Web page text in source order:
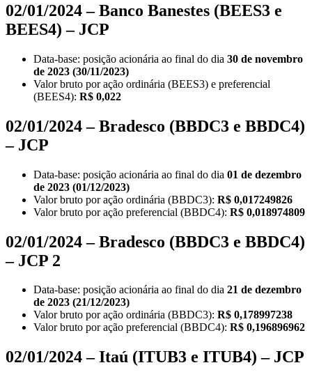
02/01/2024 – Banco Banestes (BEES3 e
BEES4) – JCP
Data-base: posição acionária ao final do dia 30 de novembro
de 2023 (30/11/2023)
Valor bruto por ação ordinária (BEES3) e preferencial
(BEES4): R$ 0,022
02/01/2024 – Bradesco (BBDC3 e BBDC4)
– JCP
Data-base: posição acionária ao final do dia 01 de dezembro
de 2023 (01/12/2023)
Valor bruto por ação ordinária (BBDC3): R$ 0,017249826
Valor bruto por ação preferencial (BBDC4): R$ 0,018974809
02/01/2024 – Bradesco (BBDC3 e BBDC4)
– JCP 2
Data-base: posição acionária ao final do dia 21 de dezembro
de 2023 (21/12/2023)
Valor bruto por ação ordinária (BBDC3): R$ 0,178997238
Valor bruto por ação preferencial (BBDC4): R$ 0,196896962
02/01/2024 – Itaú (ITUB3 e ITUB4) – JCP